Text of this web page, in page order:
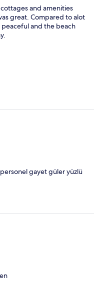
and amenities
great. Compared to alot
peaceful and the beach
personel gayet güler yüzlü